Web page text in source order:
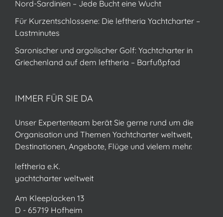
Nord-Sardinien – Jede Bucht eine Wucht
Für Kurzentschlossene: Die leftheria Yachtcharter –
Lastminutes
Saronischer und argolischer Golf: Yachtcharter in
Griechenland auf dem leftheria – Barfußpfad
IMMER FÜR SIE DA
Unser Expertenteam berät Sie gerne rund um die
Organisation und Themen Yachtcharter weltweit,
Destinationen, Angebote, Flüge und vielem mehr.
leftheria e.K.
yachtcharter weltweit
Am Kleeplacken 13
D - 65719 Hofheim